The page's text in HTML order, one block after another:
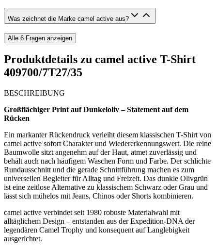
Was zeichnet die Marke camel active aus?
Alle 6 Fragen anzeigen
Produktdetails zu camel active T-Shirt
409700/7T27/35
BESCHREIBUNG
Großflächiger Print auf Dunkeloliv – Statement auf dem
Rücken
Ein markanter Rückendruck verleiht diesem klassischen T-Shirt von
camel active sofort Charakter und Wiedererkennungswert. Die reine
Baumwolle sitzt angenehm auf der Haut, atmet zuverlässig und
behält auch nach häufigem Waschen Form und Farbe. Der schlichte
Rundausschnitt und die gerade Schnittführung machen es zum
universellen Begleiter für Alltag und Freizeit. Das dunkle Olivgrün
ist eine zeitlose Alternative zu klassischem Schwarz oder Grau und
lässt sich mühelos mit Jeans, Chinos oder Shorts kombinieren.
camel active verbindet seit 1980 robuste Materialwahl mit
alltäglichem Design – entstanden aus der Expedition-DNA der
legendären Camel Trophy und konsequent auf Langlebigkeit
ausgerichtet.